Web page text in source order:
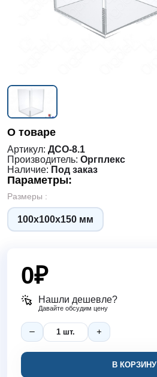
О товаре
Артикул: ДСО-8.1
Производитель: Оргплекс
Наличие: Под заказ
Параметры:
Размеры :
100х100х150 мм
0₽
Нашли дешевле?
Давайте обсудим цену
В КОРЗИНУ